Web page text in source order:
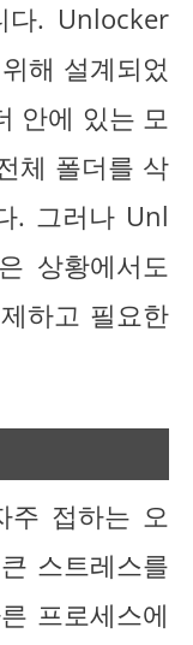
다. Unlocker
해 설계되었
안에 있는 모
체 폴더를 삭
. 그러나 Unl
상황에서도
하고 필요한
주 접하는 오
스트레스를
프로세스에